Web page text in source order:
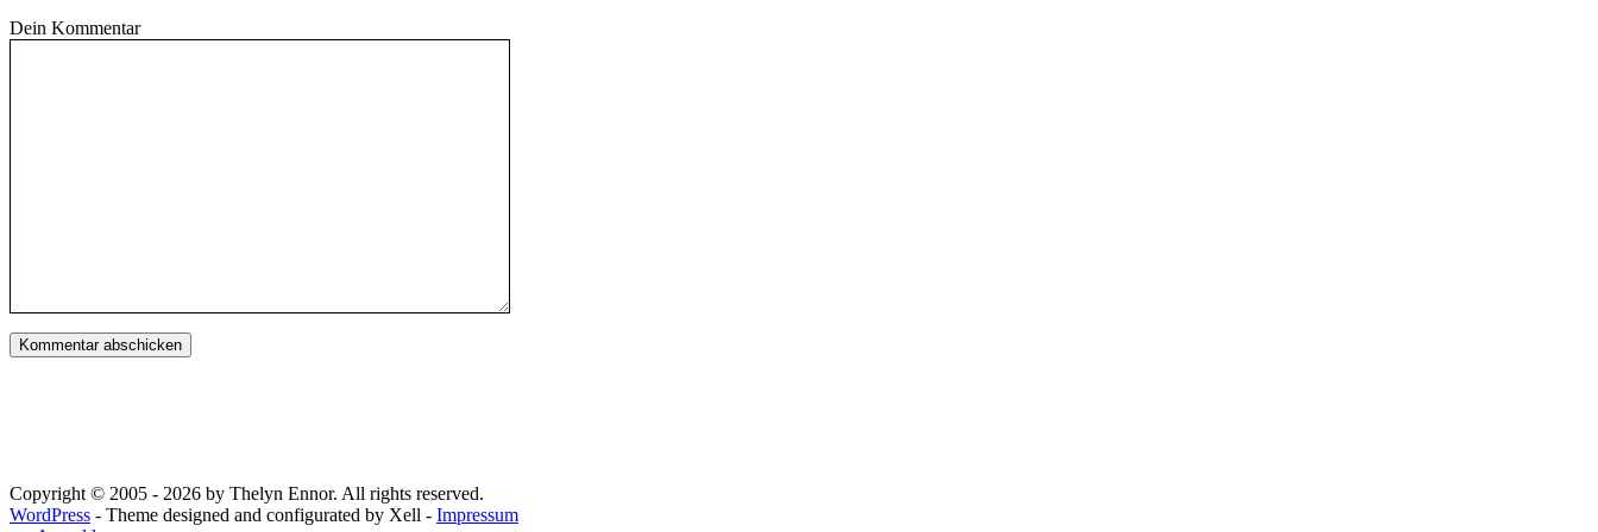
Dein Kommentar
Copyright © 2005 - 2026 by Thelyn Ennor. All rights reserved.
WordPress - Theme designed and configurated by Xell - Impressum